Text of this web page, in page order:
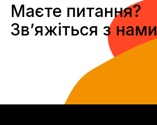
Маєте питання?
Звʼяжіться з нами